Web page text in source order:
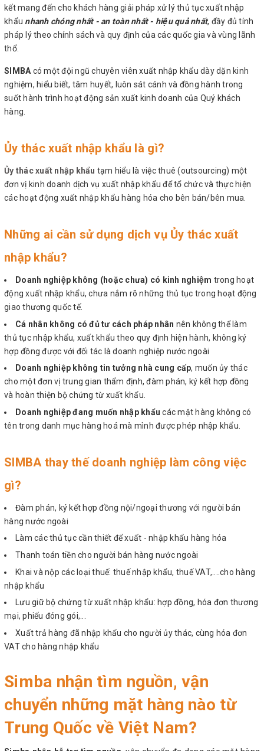
kết mang đến cho khách hàng giải pháp xử lý thủ tục xuất nhập
khẩu nhanh chóng nhất - an toàn nhất - hiệu quả nhất, đầy đủ tính
pháp lý theo chính sách và quy định của các quốc gia và vùng lãnh
thổ.
SIMBA có một đội ngũ chuyên viên xuất nhập khẩu dày dặn kinh
nghiệm, hiểu biết, tâm huyết, luôn sát cánh và đồng hành trong
suốt hành trình hoạt động sản xuất kinh doanh của Quý khách
hàng.
Ủy thác xuất nhập khẩu là gì?
Ủy thác xuất nhập khẩu tạm hiểu là việc thuê (outsourcing) một
đơn vị kinh doanh dịch vụ xuất nhập khẩu để tổ chức và thực hiện
các hoạt động xuất nhập khẩu hàng hóa cho bên bán/bên mua.
Những ai cần sử dụng dịch vụ Ủy thác xuất
nhập khẩu?
Doanh nghiệp không (hoặc chưa) có kinh nghiệm trong hoạt
động xuất nhập khẩu, chưa nắm rõ những thủ tục trong hoạt động
giao thương quốc tế.
Cá nhân không có đủ tư cách pháp nhân nên không thể làm
thủ tục nhập khẩu, xuất khẩu theo quy định hiện hành, không ký
hợp đồng được với đối tác là doanh nghiệp nước ngoài
Doanh nghiệp không tin tưởng nhà cung cấp, muốn ủy thác
cho một đơn vị trung gian thẩm định, đàm phán, ký kết hợp đồng
và hoàn thiện bộ chứng từ xuất khẩu.
Doanh nghiệp đang muốn nhập khẩu các mặt hàng không có
tên trong danh mục hàng hoá mà mình được phép nhập khẩu.
SIMBA thay thế doanh nghiệp làm công việc
gì?
Đàm phán, ký kết hợp đồng nội/ngoại thương với người bán
hàng nước ngoài
Làm các thủ tục cần thiết để xuất - nhập khẩu hàng hóa
Thanh toán tiền cho người bán hàng nước ngoài
Khai và nộp các loại thuế: thuế nhập khẩu, thuế VAT,....cho hàng
nhập khẩu
Lưu giữ bộ chứng từ xuất nhập khẩu: hợp đồng, hóa đơn thương
mại, phiếu đóng gói,...
Xuất trả hàng đã nhập khẩu cho người ủy thác, cùng hóa đơn
VAT cho hàng nhập khẩu
Simba nhận tìm nguồn, vận
chuyển những mặt hàng nào từ
Trung Quốc về Việt Nam?